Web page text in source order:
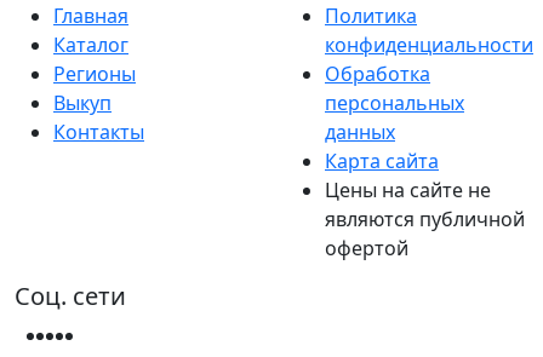
Главная
Каталог
Регионы
Выкуп
Контакты
Политика
конфиденциальности
Обработка
персональных
данных
Карта сайта
Цены на сайте не
являются публичной
офертой
Соц. сети